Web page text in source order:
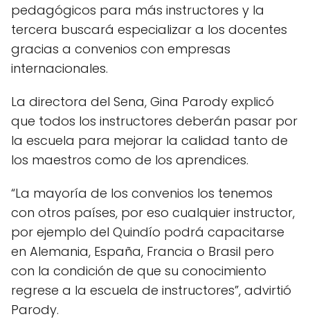
pedagógicos para más instructores y la
tercera buscará especializar a los docentes
gracias a convenios con empresas
internacionales.
La directora del Sena, Gina Parody explicó
que todos los instructores deberán pasar por
la escuela para mejorar la calidad tanto de
los maestros como de los aprendices.
“La mayoría de los convenios los tenemos
con otros países, por eso cualquier instructor,
por ejemplo del Quindío podrá capacitarse
en Alemania, España, Francia o Brasil pero
con la condición de que su conocimiento
regrese a la escuela de instructores”, advirtió
Parody.